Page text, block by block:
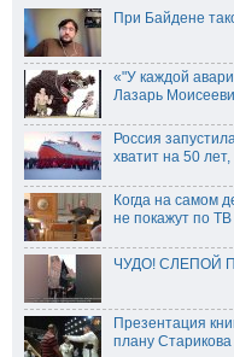
При Байдене
«"У каждой
Лазарь
Россия
хватит на 50
Когда на самом
не покажут по ТВ
ЧУДО! СЛЕПОЙ
Презентация
плану Старикова